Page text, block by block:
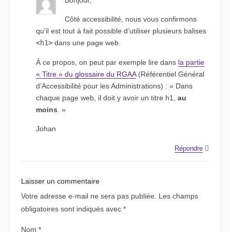
Côté accessibilité, nous vous confirmons
qu’il est tout à fait possible d’utiliser plusieurs balises
<h1>dans une page web.
À ce propos, on peut par exemple lire dans la partie
« Titre » du glossaire du RGAA(Référentiel Général
d’Accessibilité pour les Administrations) : « Dans
chaque page web, il doit y avoir un titre h1, au
moins . »
Johan
Répondre
Laisser un commentaire
Votre adresse e-mail ne sera pas publiée. Les champs
obligatoires sont indiqués avec *
Nom *